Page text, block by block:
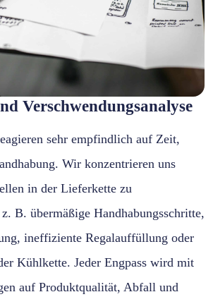
Verschwendungsanalyse
sehr empfindlich auf Zeit,
Wir konzentrieren uns
in der Lieferkette zu
B. übermäßige Handhabungsschritte,
ineffiziente Regalauffüllung oder
Kühlkette. Jeder Engpass wird mit
auf Produktqualität, Abfall und